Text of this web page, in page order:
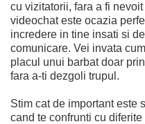
cu vizitatorii, fara a fi
videochat este ocazia
incredere in tine insati si
comunicare. Vei invata
placul unui barbat doar
fara a-ti dezgoli trupul.
Stim cat de important este
cand te confrunti cu